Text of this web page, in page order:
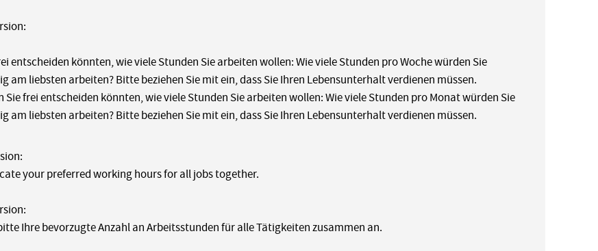
entscheiden könnten, wie viele Stunden Sie arbeiten wollen: Wie viele Stunden pro Woche würden Sie
am liebsten arbeiten? Bitte beziehen Sie mit ein, dass Sie Ihren Lebensunterhalt verdienen müssen.
Sie frei entscheiden könnten, wie viele Stunden Sie arbeiten wollen: Wie viele Stunden pro Monat würden Sie
am liebsten arbeiten? Bitte beziehen Sie mit ein, dass Sie Ihren Lebensunterhalt verdienen müssen.
your preferred working hours for all jobs together.
Ihre bevorzugte Anzahl an Arbeitsstunden für alle Tätigkeiten zusammen an.